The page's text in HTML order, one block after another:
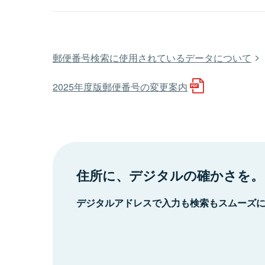
郵便番号検索に使用されているデータについて
2025年度版郵便番号の変更案内
住所に、デジタルの確かさを。
デジタルアドレスで入力も検索もスムーズ